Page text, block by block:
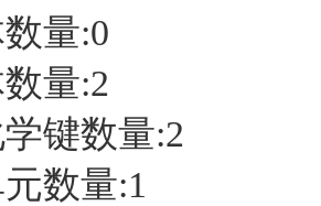
量:0
量:2
键数量:2
数量:1